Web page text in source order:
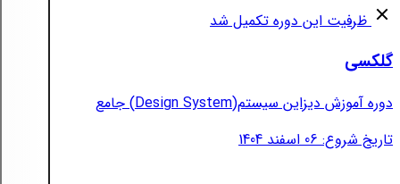
ظرفیت این دوره تکمیل شد
گلکسی
دوره آموزش دیزاین سیستم(Design System) جامع
تاریخ شروع: 06 اسفند 1404